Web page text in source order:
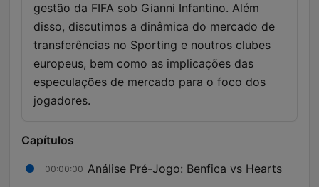
gestão da FIFA sob Gianni Infantino. Além
disso, discutimos a dinâmica do mercado de
transferências no Sporting e noutros clubes
europeus, bem como as implicações das
especulações de mercado para o foco dos
jogadores.
Capítulos
00:00:00 Análise Pré-Jogo: Benfica vs Hearts